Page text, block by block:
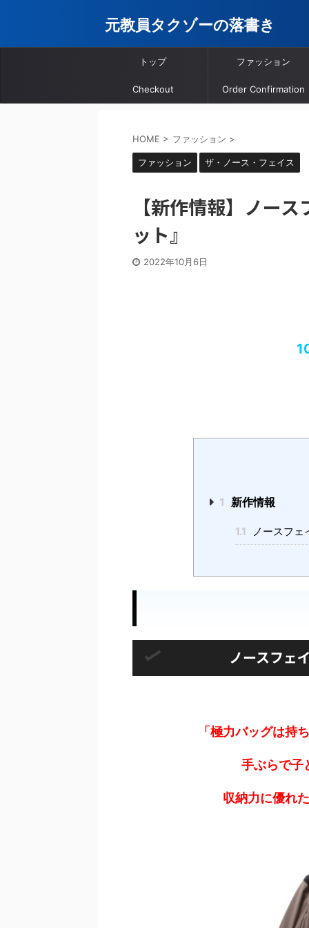
元教員タクゾーの落書き
トップ ファッション
Checkout Order Confirmation
HOME > ファッション >
ファッション ザ・ノース・フェイス
【新作情報】ノー
ット』
2022年10月6日
1 新作情報
1.1 ノースフェ
ノースフェ
「極力バッグは持
手ぶらで子
収納力に優れ